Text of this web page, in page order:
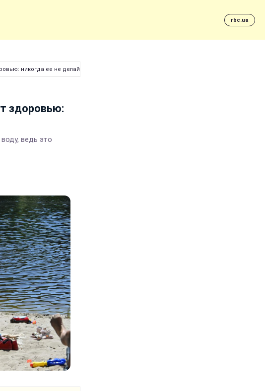
rbc.ua
никогда ее не делайте
здоровью:
ведь это